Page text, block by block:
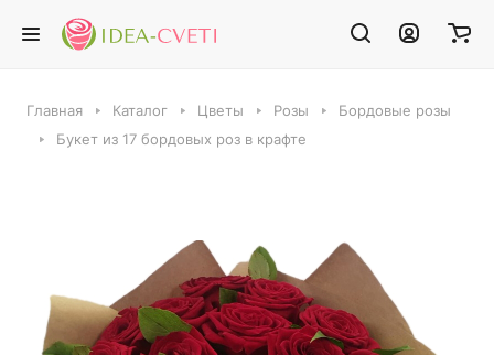
Главная Каталог Цветы Розы
Бордовые розы
Букет из 17 бордовых роз в крафте